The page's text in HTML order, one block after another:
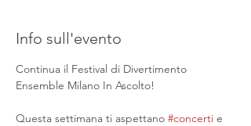
Info sull'evento
Continua il Festival di Divertimento
Ensemble Milano In Ascolto!
Questa settimana ti aspettano #concerti e